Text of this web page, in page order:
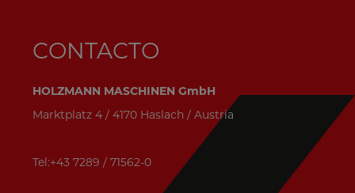
CONTACTO
HOLZMANN MASCHINEN GmbH
Marktplatz 4 / 4170 Haslach / Austria
Tel:+43 7289 / 71562-0